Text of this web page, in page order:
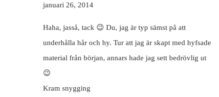
januari 26, 2014
Haha, jasså, tack 😉 Du, jag är typ sämst på att
underhålla hår och hy. Tur att jag är skapt med hyfsade
material från början, annars hade jag sett bedrövlig ut
😉
Kram snygging